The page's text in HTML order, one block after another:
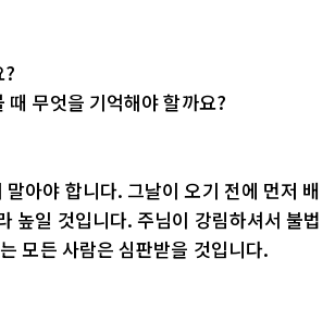
때 무엇을 기억해야 할까요?
아야 합니다. 그날이 오기 전에 먼저 배
높일 것입니다. 주님이 강림하셔서 불법
모든 사람은 심판받을 것입니다.